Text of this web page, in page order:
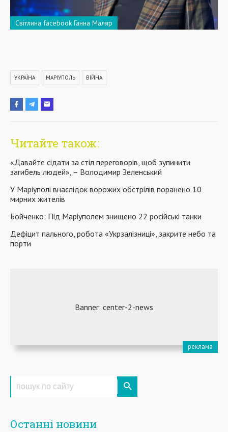
Світлина facebook Ганна Маляр
УКРАЇНА МАРІУПОЛЬ ВІЙНА
Читайте також:
«Давайте сідати за стіл переговорів, щоб зупинити
загибель людей», – Володимир Зеленський
У Маріуполі внаслідок ворожих обстрілів поранено 10
мирних жителів
Бойченко: Під Маріуполем знищено 22 російські танки
Дефіцит пального, робота «Укрзалізниці», закрите небо та
порти
Останні новини